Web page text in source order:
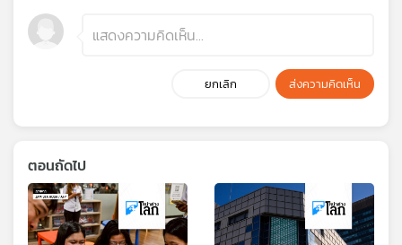
ยกเลิก ส่งความคิดเห็น
ตอนถัดไป